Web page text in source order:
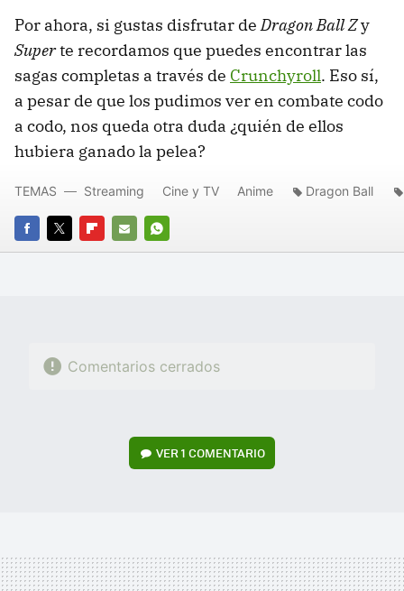
Por ahora, si gustas disfrutar deDragon Ball Zy
Superte recordamos que puedes encontrar las
sagas completas a través de Crunchyroll. Eso sí,
a pesar de que los pudimos ver en combate codo
a codo, nos queda otra duda ¿quién de ellos
hubiera ganado la pelea?
FACEBOOK
TWITTERFLIPBOARD
E-
WHATSAPP
TEMAS Streaming Cine y TV Anime Dragon Ball
Comentarios cerrados
VER1 COMENTARIO